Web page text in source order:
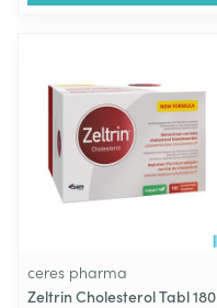
ceres pharma
Zeltrin Cholesterol Tabl 180